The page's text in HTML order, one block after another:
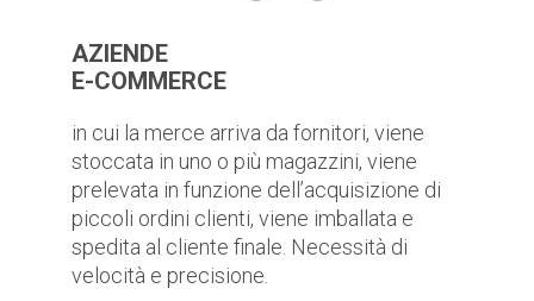
AZIENDE
E-COMMERCE
in cui la merce arriva da fornitori, viene
stoccata in uno o più magazzini, viene
prelevata in funzione dell’acquisizione di
piccoli ordini clienti, viene imballata e
spedita al cliente finale. Necessità di
velocità e precisione.